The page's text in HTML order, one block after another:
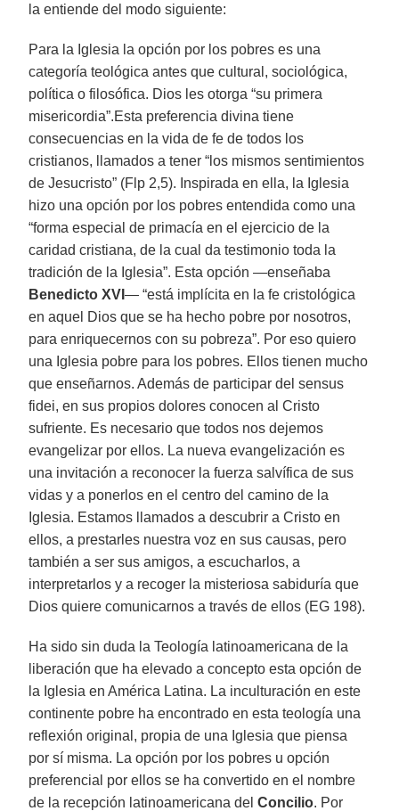
la entiende del modo siguiente:
Para la Iglesia la opción por los pobres es una
categoría teológica antes que cultural, sociológica,
política o filosófica. Dios les otorga “su primera
misericordia”.Esta preferencia divina tiene
consecuencias en la vida de fe de todos los
cristianos, llamados a tener “los mismos sentimientos
de Jesucristo” (Flp 2,5). Inspirada en ella, la Iglesia
hizo una opción por los pobres entendida como una
“forma especial de primacía en el ejercicio de la
caridad cristiana, de la cual da testimonio toda la
tradición de la Iglesia”. Esta opción —enseñaba
Benedicto XVI— “está implícita en la fe cristológica
en aquel Dios que se ha hecho pobre por nosotros,
para enriquecernos con su pobreza”. Por eso quiero
una Iglesia pobre para los pobres. Ellos tienen mucho
que enseñarnos. Además de participar del sensus
fidei, en sus propios dolores conocen al Cristo
sufriente. Es necesario que todos nos dejemos
evangelizar por ellos. La nueva evangelización es
una invitación a reconocer la fuerza salvífica de sus
vidas y a ponerlos en el centro del camino de la
Iglesia. Estamos llamados a descubrir a Cristo en
ellos, a prestarles nuestra voz en sus causas, pero
también a ser sus amigos, a escucharlos, a
interpretarlos y a recoger la misteriosa sabiduría que
Dios quiere comunicarnos a través de ellos (EG 198).
Ha sido sin duda la Teología latinoamericana de la
liberación que ha elevado a concepto esta opción de
la Iglesia en América Latina. La inculturación en este
continente pobre ha encontrado en esta teología una
reflexión original, propia de una Iglesia que piensa
por sí misma. La opción por los pobres u opción
preferencial por ellos se ha convertido en el nombre
de la recepción latinoamericana delConcilio. Por